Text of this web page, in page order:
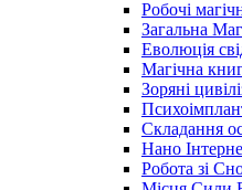
Робочі
Загальна
Еволюція
Магічна
Зоряні
Складання
Нано
Робота зі